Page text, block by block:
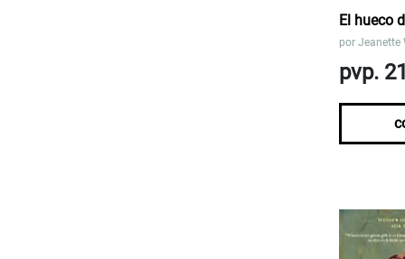
El hueco
por Jeanette
pvp.